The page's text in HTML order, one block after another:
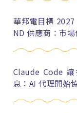
華邦電目標
ND 供應商：市
Claude Code
息：AI 代理開始